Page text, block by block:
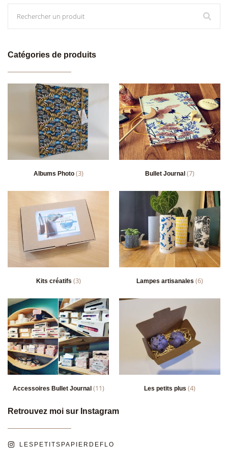
Catégories de produits
Albums Photo (3) Bullet Journal (7)
Kits créatifs (3) Lampes artisanales (6)
Accessoires Bullet Journal (11) Les petits plus (4)
Retrouvez moi sur Instagram
LESPETITSPAPIERDEFLO